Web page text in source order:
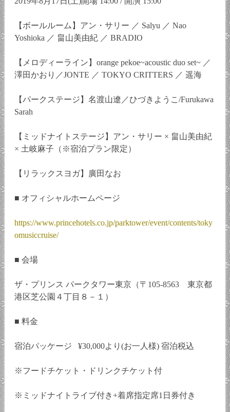
【ボールルーム】アン・サリー ／ Salyu ／ Nao
Yoshioka ／ 畠山美由紀 ／ BRADIO
【メロディーライン】orange pekoe~acoustic duo set~ ／
澤田かおり／JONTE ／ TOKYO CRITTERS ／ 遥海
【パークステージ】名渡山遼／ひづきようこ/Furukawa
Sarah
【ミッドナイトステージ】アン・サリー × 畠山美由紀
× 土岐麻子（※宿泊プラン限定）
【リラックスヨガ】廣田なお
■ オフィシャルホームページ
https://www.princehotels.co.jp/parktower/event/contents/toky
omusiccruise/
■ 会場
ザ・プリンス パークタワー東京（〒105-8563 東京都
港区芝公園４丁目８－１）
■ 料金
宿泊パッケージ ¥30,000より(お一人様) 宿泊税込
※フードチケット・ドリンクチケット付
※ミッドナイトライブ付き+着席指定席1日券付き